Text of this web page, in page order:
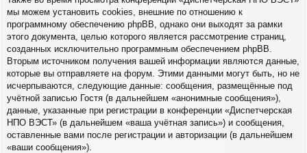
мы можем установить cookies, внешние по отношению к
программному обеспечению phpBB, однако они выходят за рамки
этого документа, целью которого является рассмотрение страниц,
созданных исключительно программным обеспечением phpBB.
Вторым источником получения вашей информации являются данные,
которые вы отправляете на форум. Этими данными могут быть, но не
исчерпываются, следующие данные: сообщения, размещённые под
учётной записью Гостя (в дальнейшем «анонимные сообщения»),
данные, указанные при регистрации в конференции «Диспетчерская
НПО ВЭСТ» (в дальнейшем «ваша учётная запись») и сообщения,
оставленные вами после регистрации и авторизации (в дальнейшем
«ваши сообщения»).